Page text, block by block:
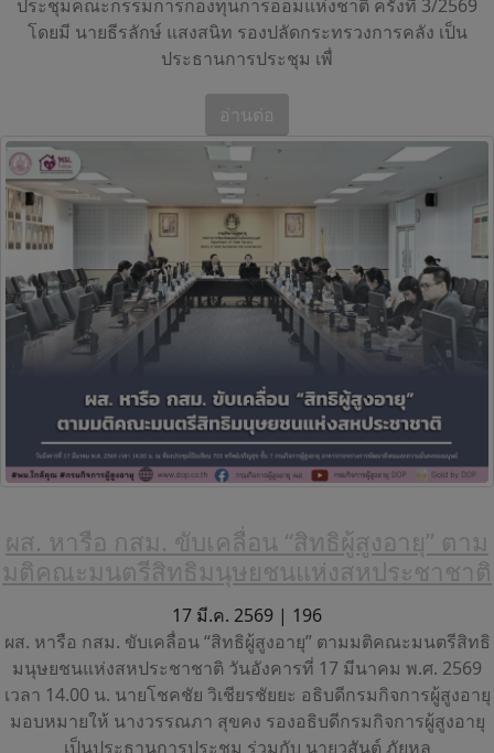
ประชุมคณะกรรมการกองทุนการออมแห่งชาติ ครั้งที่ 3/2569
โดยมี นายธีรลักษ์ แสงสนิท รองปลัดกระทรวงการคลัง เป็น
ประธานการประชุม เพื่
อ่านต่อ
ผส. หารือ กสม. ขับเคลื่อน “สิทธิผู้สูงอายุ” ตาม
มติคณะมนตรีสิทธิมนุษยชนแห่งสหประชาชาติ
17 มี.ค. 2569 | 196
ผส. หารือ กสม. ขับเคลื่อน “สิทธิผู้สูงอายุ” ตามมติคณะมนตรีสิทธิ
มนุษยชนแห่งสหประชาชาติ วันอังคารที่ 17 มีนาคม พ.ศ. 2569
เวลา 14.00 น. นายโชคชัย วิเชียรชัยยะ อธิบดีกรมกิจการผู้สูงอายุ
มอบหมายให้ นางวรรณภา สุขคง รองอธิบดีกรมกิจการผู้สูงอายุ
เป็นประธานการประชุม ร่วมกับ นายวสันต์ ภัยหล